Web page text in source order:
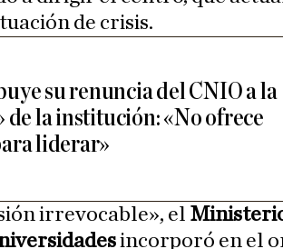
de crisis.
su renuncia del CNIO a la
la institución: «No ofrece
liderar»
irrevocable», el
incorporó en el